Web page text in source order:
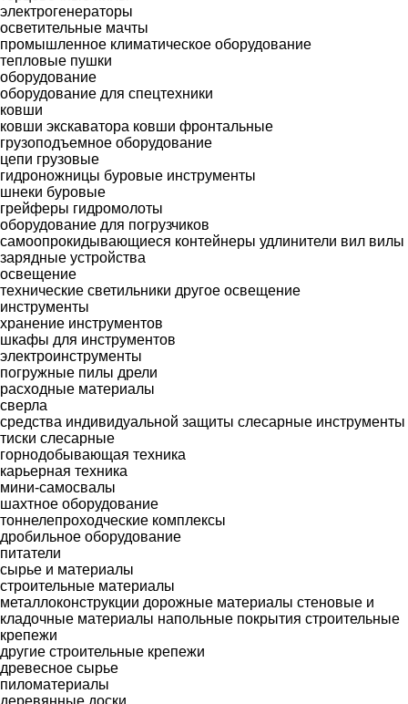
электрогенераторы
осветительные мачты
промышленное климатическое оборудование
тепловые пушки
оборудование
оборудование для спецтехники
ковши
ковши экскаватора ковши фронтальные
грузоподъемное оборудование
цепи грузовые
гидроножницы буровые инструменты
шнеки буровые
грейферы гидромолоты
оборудование для погрузчиков
самоопрокидывающиеся контейнеры удлинители вил вилы
зарядные устройства
освещение
технические светильники другое освещение
инструменты
хранение инструментов
шкафы для инструментов
электроинструменты
погружные пилы дрели
расходные материалы
сверла
средства индивидуальной защиты слесарные инструменты
тиски слесарные
горнодобывающая техника
карьерная техника
мини-самосвалы
шахтное оборудование
тоннелепроходческие комплексы
дробильное оборудование
питатели
сырье и материалы
строительные материалы
металлоконструкции дорожные материалы стеновые и
кладочные материалы напольные покрытия строительные
крепежи
другие строительные крепежи
древесное сырье
пиломатериалы
деревянные доски